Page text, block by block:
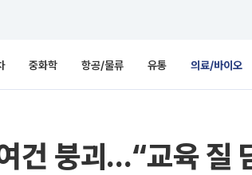
중화학 항공/물류 유통 의료/바이오
건 붕괴…“교육 질